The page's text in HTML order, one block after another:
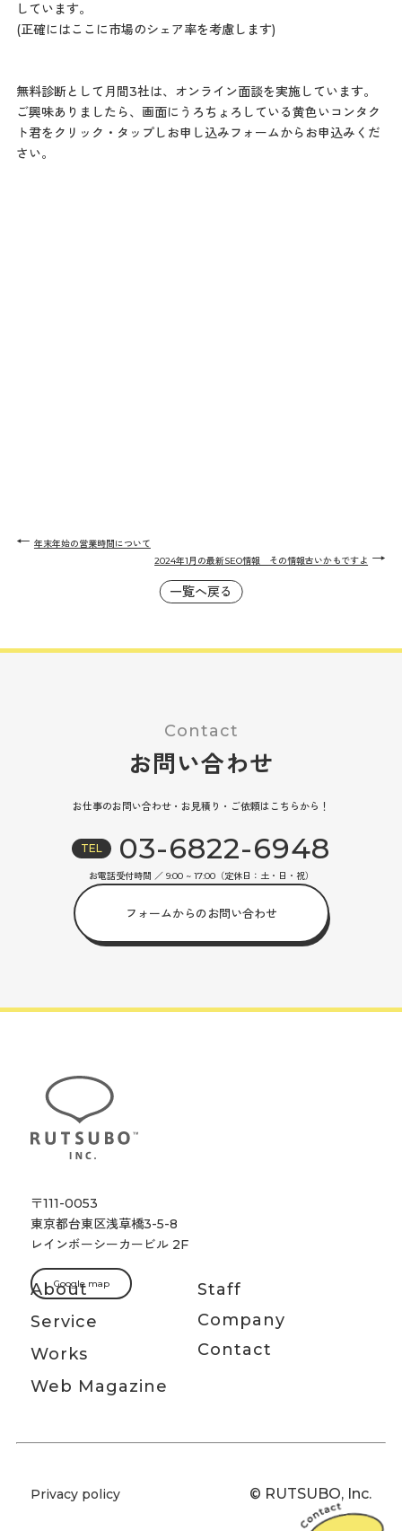
しています。
(正確にはここに市場のシェア率を考慮します)
無料診断として月間3社は、オンライン面談を実施しています。
ご興味ありましたら、画面にうろちょろしている黄色いコンタク
ト君をクリック・タップしお申し込みフォームからお申込みくだ
さい。
← 年末年始の営業時間について
一覧へ戻る
2024年1月の最新SEO情報 その情報古いかもですよ →
Contact
お問い合わせ
お仕事のお問い合わせ・お見積り・ご依頼はこちらから！
TEL 03-6822-6948
お電話受付時間 ／ 9:00 ~ 17:00（定休日：土・日・祝）
フォームからのお問い合わせ
〒111-0053
東京都台東区浅草橋3-5-8
レインボーシーカービル 2F
Google map
About
Service
Works
Web Magazine
Staff
Company
Contact
Privacy policy © RUTSUBO, Inc.